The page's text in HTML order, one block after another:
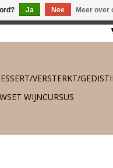
VERSTERKT/
WSET WIJNCURSUS
Ja Nee Meer over
gratis verzending